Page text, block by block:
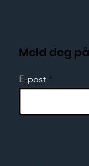
Meld deg
E-post